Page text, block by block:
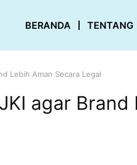
BERANDA TENTANG
Lebih Aman Secara Legal
agar Brand